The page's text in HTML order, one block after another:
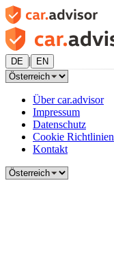
DE | EN
Über car.advisor
Impressum
Datenschutz
Cookie Richtlinien
Kontakt